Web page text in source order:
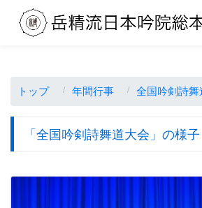
トップ 年間行事 全国吟剣詩舞
「全国吟剣詩舞道大会」の様子